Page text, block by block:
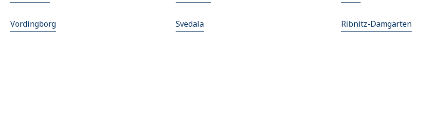
Vordingborg Svedala Ribnitz-Damgarten